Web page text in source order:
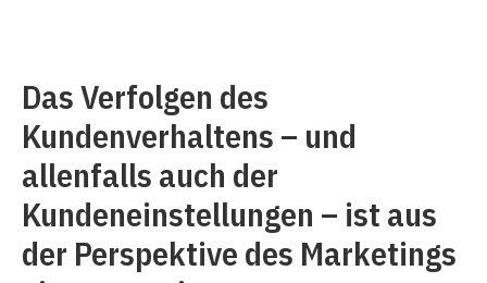
Das Verfolgen des
Kundenverhaltens – und
allenfalls auch der
Kundeneinstellungen – ist aus
der Perspektive des Marketings